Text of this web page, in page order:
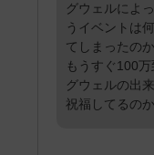
グウェルによ
うイベントは
てしまったの
もうすぐ100
グウェルの出
祝福してるの